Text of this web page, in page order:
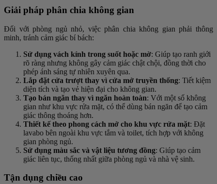
Giải pháp phân chia không gian
Đối với phòng ngủ nhỏ, việc phân chia không gian phải thông
minh, tránh cảm giác bí bách:
Sử dụng vách kính trong suốt hoặc mờ: Giúp tạo ranh giới
rõ ràng nhưng không gây cảm giác chật chội, đồng thời cho
phép ánh sáng tự nhiên xuyên qua.
Lắp đặt cửa trượt thay vì cửa mở truyền thống: Tiết kiệm
diện tích và tạo vẻ hiện đại cho không gian.
Tạo bán ngăn thay vì ngăn hoàn toàn: Với một số không
gian như khu vực rửa mặt, có thể dùng bán ngăn để tạo cảm
giác thông thoáng hơn.
Thiết kế theo phong cách mở cho khu vực rửa mặt: Đặt
lavabo bên ngoài khu vực tắm và toilet, tích hợp với không
gian phòng ngủ.
Sử dụng màu sắc và vật liệu tương đồng: Giúp tạo cảm
giác liên tục, thống nhất giữa phòng ngủ và nhà vệ sinh.
Tận dụng chiều cao